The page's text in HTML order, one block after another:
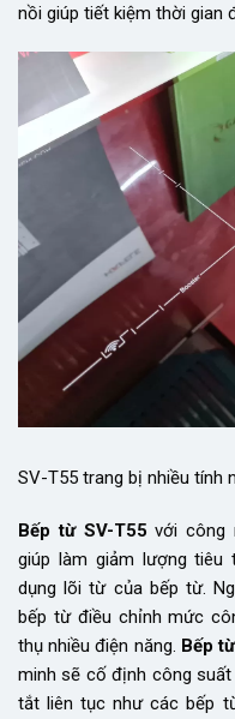
nồi giúp tiết kiệm thời gian
SV-T55 trang bị nhiều tính
Bếp từ SV-T55 với công
giúp làm giảm lượng
dụng lõi từ của bếp từ.
bếp từ điều chỉnh mức
thụ nhiều điện năng. Bếp
minh sẽ cố định công
tắt liên tục như các bếp